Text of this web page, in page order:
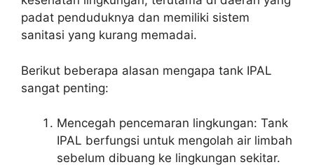
padat penduduknya dan memiliki sistem
sanitasi yang kurang memadai.
Berikut beberapa alasan mengapa tank IPAL
sangat penting:
Mencegah pencemaran lingkungan: Tank
IPAL berfungsi untuk mengolah air limbah
sebelum dibuang ke lingkungan sekitar.